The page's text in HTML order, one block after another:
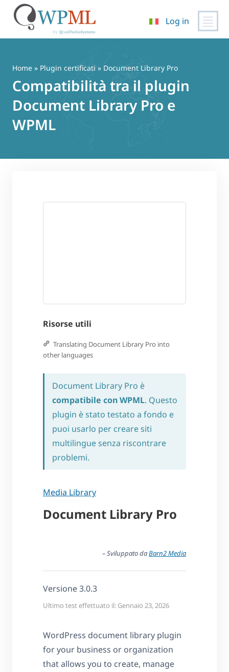
contenuto
Log in
Home » Plugin certificati » Document Library Pro
Compatibilità tra il plugin
Document Library Pro e
WPML
Risorse utili
Translating Document Library Pro into
other languages
Document Library Pro è
compatibile con WPML. Questo
plugin è stato testato a fondo e
puoi usarlo per creare siti
multilingue senza riscontrare
problemi.
Media Library
Document Library Pro
– Sviluppato daBarn2 Media
Versione 3.0.3
Ultimo test effettuato il: Gennaio 23, 2026
WordPress document library plugin
for your business or organization
that allows you to create, manage